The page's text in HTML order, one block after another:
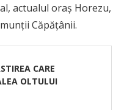
actualul oraș Horezu,
Căpățânii.
CARE
OLTULUI